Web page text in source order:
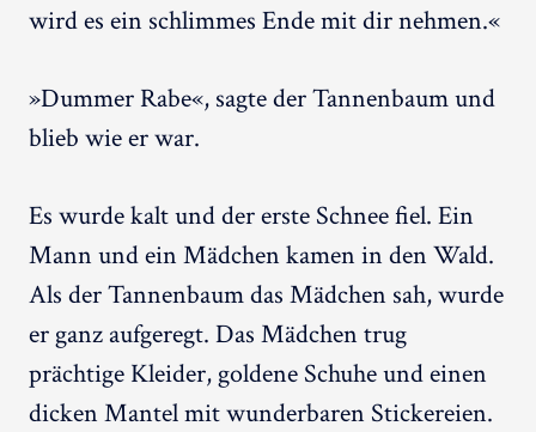
wird es ein schlimmes Ende mit dir nehmen.«
»Dummer Rabe«, sagte der Tannenbaum und
blieb wie er war.
Es wurde kalt und der erste Schnee fiel. Ein
Mann und ein Mädchen kamen in den Wald.
Als der Tannenbaum das Mädchen sah, wurde
er ganz aufgeregt. Das Mädchen trug
prächtige Kleider, goldene Schuhe und einen
dicken Mantel mit wunderbaren Stickereien.